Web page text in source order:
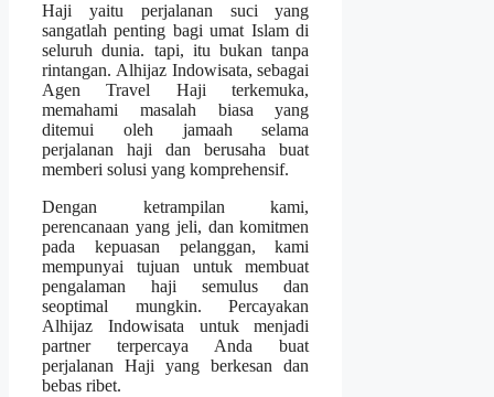
Haji yaitu perjalanan suci yang
sangatlah penting bagi umat Islam di
seluruh dunia. tapi, itu bukan tanpa
rintangan. Alhijaz Indowisata, sebagai
Agen Travel Haji terkemuka,
memahami masalah biasa yang
ditemui oleh jamaah selama
perjalanan haji dan berusaha buat
memberi solusi yang komprehensif.
Dengan ketrampilan kami,
perencanaan yang jeli, dan komitmen
pada kepuasan pelanggan, kami
mempunyai tujuan untuk membuat
pengalaman haji semulus dan
seoptimal mungkin. Percayakan
Alhijaz Indowisata untuk menjadi
partner terpercaya Anda buat
perjalanan Haji yang berkesan dan
bebas ribet.